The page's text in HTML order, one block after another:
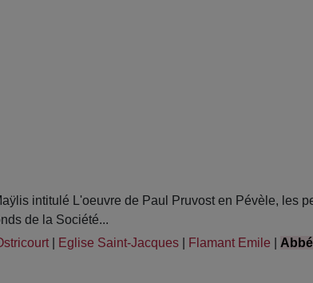
intitulé L'oeuvre de Paul Pruvost en Pévèle, les
de la Société...
Eglise Saint-Jacques Flamant Emile